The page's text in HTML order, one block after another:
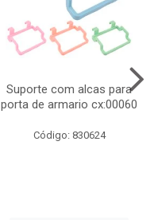
Suporte com alcas para
porta de armario cx:00060
Código: 830624